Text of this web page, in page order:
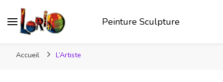
Peinture Sculpture
Accueil L’Artiste